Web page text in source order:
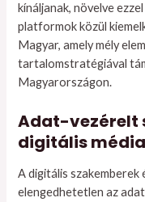
kínáljanak, növelve
platformok közül
Magyar, amely mély
tartalomstratégiával
Magyarországon.
Adat-vezérelt
digitális
A digitális
elengedhetetlen az